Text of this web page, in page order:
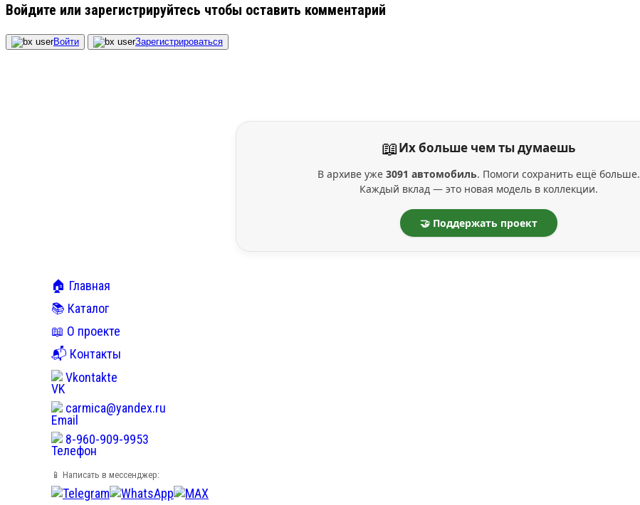
Войдите или зарегистрируйтесь чтобы оставить комментарий
Войти Зарегистрироваться
📖Их больше чем ты думаешь
В архиве уже 3091 автомобиль. Помоги сохранить ещё больше.
Каждый вклад — это новая модель в коллекции.
🤝 Поддержать проект
🏠 Главная
📚 Каталог
📖 О проекте
📬 Контакты
Vkontakte
carmica@yandex.ru
8-960-909-9953
📱 Написать в мессенджер: